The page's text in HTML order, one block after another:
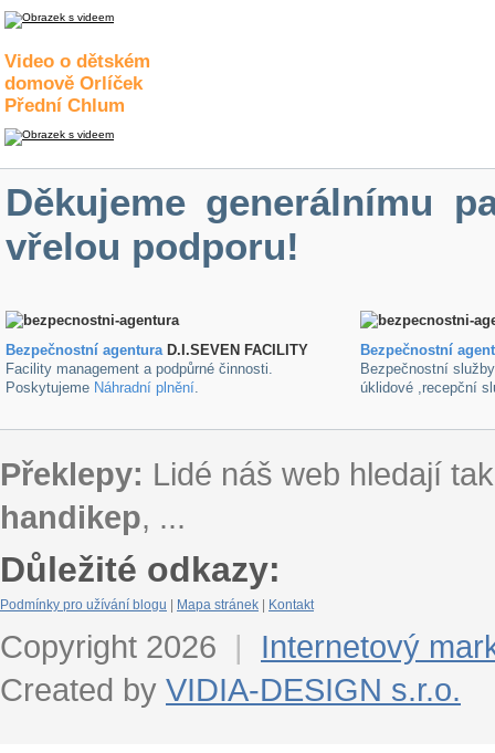
Video o dětském
domově Orlíček
Přední Chlum
Děkujeme generálnímu
vřelou podporu!
Bezpečnostní agenturaD.I.SEVEN FACILITY
Facility management a podpůrné činnosti.
Poskytujeme Náhradní plnění.
Bezpečnostní
Bezpečnostní
úklidové ,recepční
Překlepy: Lidé náš web hledají
handikep, ...
Důležité odkazy:
Podmínky pro užívání blogu Mapa stránek Kontakt
Copyright 2026 |
Internetový
Created by VIDIA-DESIGN s.r.o.